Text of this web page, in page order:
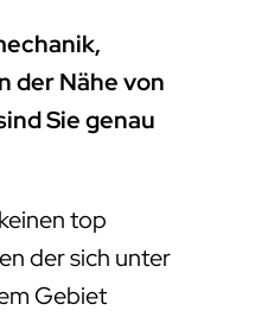
der Nähe von
Sie genau
top
der sich unter
Gebiet